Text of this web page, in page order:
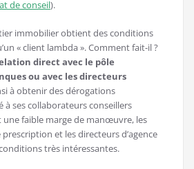
de conseil).
immobilier obtient des conditions
« client lambda ». Comment fait-il ?
direct avec le pôle
ou avec les directeurs
à obtenir des dérogations
à ses collaborateurs conseillers
faible marge de manœuvre, les
et les directeurs d’agence
très intéressantes.